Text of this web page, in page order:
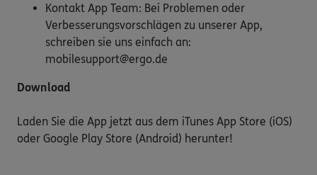
Kontakt App Team: Bei Problemen oder
Verbesserungsvorschlägen zu unserer App,
schreiben sie uns einfach an:
mobilesupport@ergo.de
Download
Laden Sie die App jetzt aus dem iTunes App Store (iOS)
oder Google Play Store (Android) herunter!